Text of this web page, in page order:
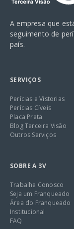
A empresa que
seguimento de
país.
SERVIÇOS
Perícias e Vistorias
Perícias Cíveis
Placa Preta
Blog Terceira Visão
Outros Serviços
SOBRE A 3V
Trabalhe Conosco
Seja um Franqueado
Área do Franqueado
Institucional
FAQ